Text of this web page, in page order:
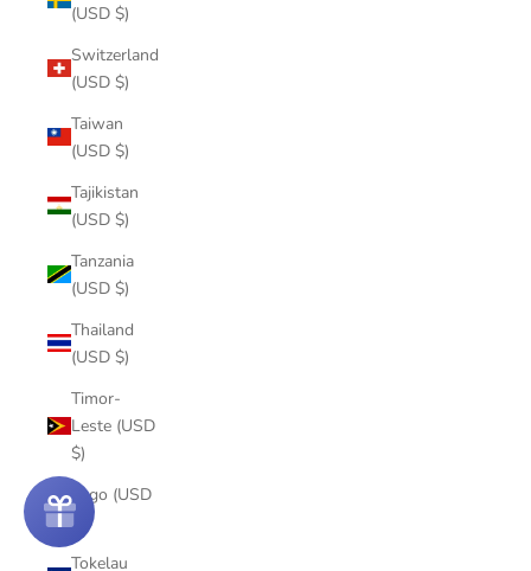
(USD $)
Switzerland
(USD $)
Taiwan
(USD $)
Tajikistan
(USD $)
Tanzania
(USD $)
Thailand
(USD $)
Timor-
Leste (USD
$)
Togo (USD
$)
Tokelau